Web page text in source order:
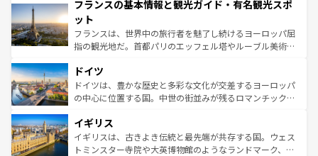
ませてくれるイタリアで、忘れられない旅をしてみよう！
なお、新着のイタリア情報は
しい。
文化が根付くこの国では、情熱的なフラメンコ、熱気あふ
れる闘牛、そして美味しいタパスが生活の一部となってい
る。首都マドリードの洗練された雰囲気や、バルセロナの
アートに溢れた街角から、地方では古代ローマ遺跡や中世
せる。地方によって風土や気候が異なるスペインはその個
性で訪れる人を魅了する。 なお、新着のスペイン情報は コ
ンテンツ一覧を参照してほしい。
フランスの基本情報と観光ガイド・有名観光スポ
ット
フランスは、世界中の旅行者を魅了し続けるヨーロッパ屈
指の観光地だ。首都パリのエッフェル塔やルーブル美術館
で、幅広い魅力が詰まっている。華麗な宮殿、歴史的な大
聖堂、美しいビーチ、そして豊かな自然が、訪れる者を心
から魅了する。また、フランスは美食の国としても知ら
いる。シャンパンの発祥地であるランス、プロヴァンスの
香り高いラベンダー畑など、多彩な楽しみ方が可能だ。さ
らに、パリ以外の地域にも魅力が溢れており、どの街角に
ドイツ
ドイツは、豊かな歴史と多彩な文化が交差するヨーロッパ
の中心に位置する国。中世の街並みが残るロマンチック街
顔を持つこの国は、どこを歩いても飽きることがない。ベ
ルリンの文化的活気、バイエルン州のアルプスの絶景、そ
してライン川沿いのワイン畑といった風景は必見。ビール
イギリス
イギリスは、古きよき伝統と最先端が共存する国。ウェス
トミンスター寺院や大英博物館のようなランドマーク、歴